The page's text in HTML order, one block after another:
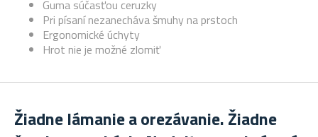
Guma súčasťou ceruzky
Pri písaní nezanecháva šmuhy na prstoch
Ergonomické úchyty
Hrot nie je možné zlomiť
Žiadne lámanie a orezávanie. Žiadne